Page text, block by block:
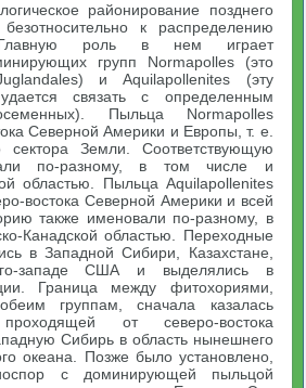
районирование позднего
к распределению
Главную роль в нем играет
групп Normapolles (это
и Aquilapollenites (эту
связать с определенным
Пыльца Normapolles
Северной Америки и Европы, т. е.
сектора Земли. Соответствующую
по-разному, в том числе и
областью. Пыльца Aquilapollenites
востока Северной Америки и всей
также именовали по-разному, в
Канадской областью. Переходные
в Западной Сибири, Казахстане,
западе США и выделялись в
Граница между фитохориями,
группам, сначала казалась
от северо-востока
Сибирь в область нынешнего
океана. Позже было установлено,
с доминирующей пыльцой